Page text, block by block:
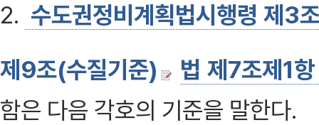
2. 수도권정비계획법시행령 제3
제9조(수질기준)
법 제7조제1
함은 다음 각호의 기준을 말한다.